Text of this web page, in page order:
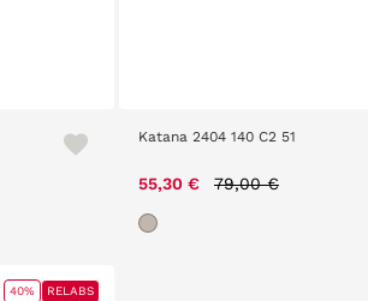
Katana 2404 140 C2 51
55,30 € Price reduced from
79,00 €
40% RELABS